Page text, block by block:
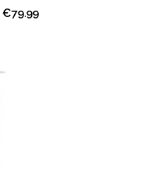
€79.99